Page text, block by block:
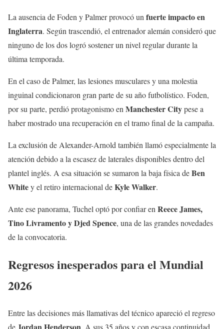
La ausencia de Foden y Palmer provocó unfuerte impacto en
Inglaterra. Según trascendió, el entrenador alemán consideró que
ninguno de los dos logró sostener un nivel regular durante la
última temporada.
En el caso de Palmer, las lesiones musculares y una molestia
inguinal condicionaron gran parte de su año futbolístico. Foden,
por su parte, perdió protagonismo enManchester Citypese a
haber mostrado una recuperación en el tramo final de la campaña.
La exclusión de Alexander-Arnold también llamó especialmente la
atención debido a la escasez de laterales disponibles dentro del
plantel inglés. A esa situación se sumaron la baja física deBen
Whitey el retiro internacional deKyle Walker.
Ante ese panorama, Tuchel optó por confiar enReece James,
Tino Livramento y Djed Spence, una de las grandes novedades
de la convocatoria.
Regresos inesperados para el Mundial
2026
Entre las decisiones más llamativas del técnico apareció el regreso
de
. A sus 35 años y con escasa continuidad